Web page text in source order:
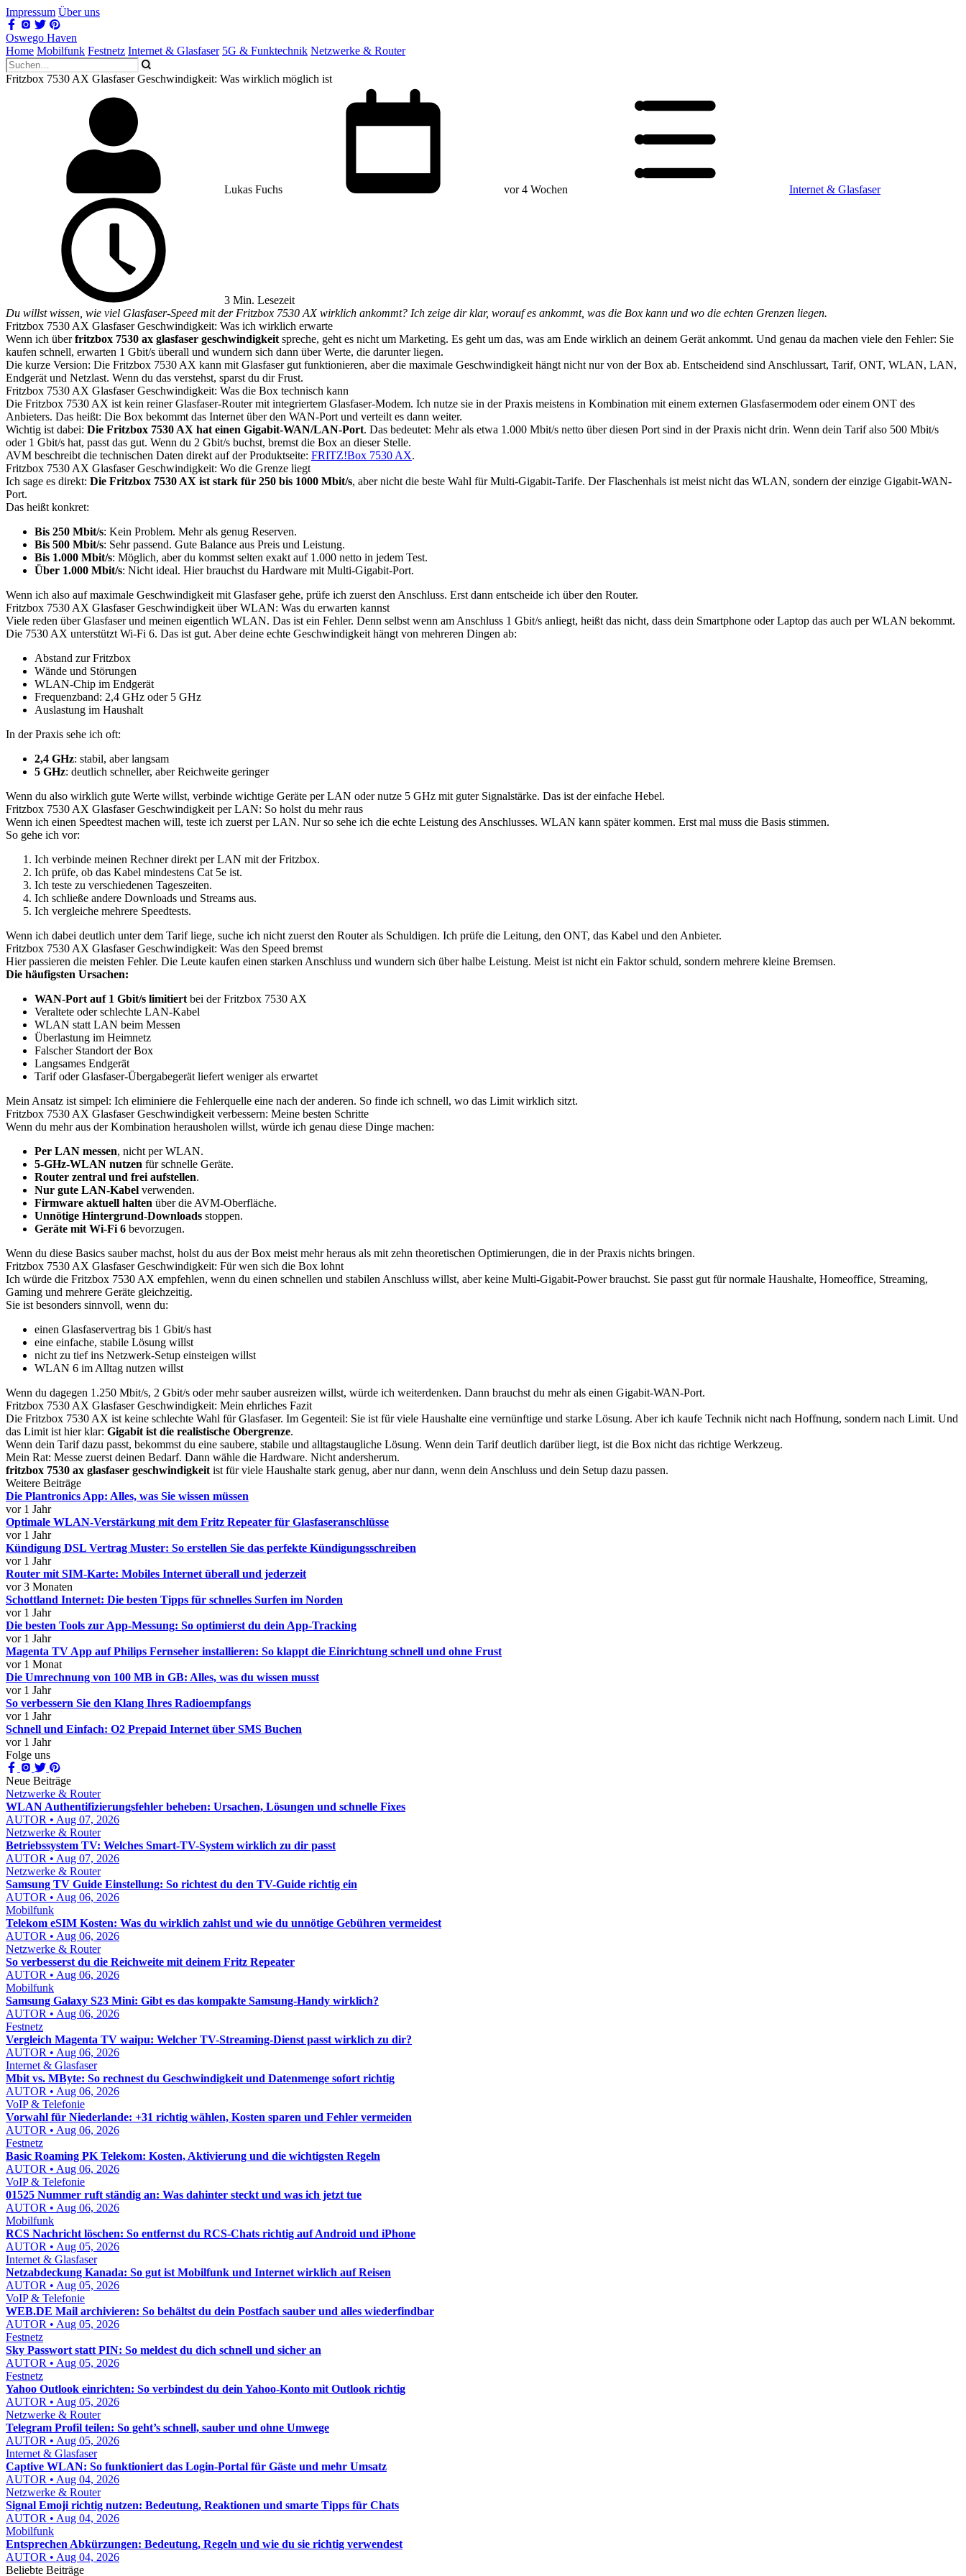
Impressum Über uns
Oswego Haven
Home Mobilfunk Festnetz Internet & Glasfaser 5G & Funktechnik Netzwerke & Router
Fritzbox 7530 AX Glasfaser Geschwindigkeit: Was wirklich möglich ist
Lukas Fuchs vor 4 Wochen Internet & Glasfaser
3 Min. Lesezeit
Du willst wissen, wie viel Glasfaser-Speed mit der Fritzbox 7530 AX wirklich ankommt? Ich zeige dir klar, worauf es ankommt, was die Box kann und wo die echten Grenzen liegen.
Fritzbox 7530 AX Glasfaser Geschwindigkeit: Was ich wirklich erwarte
Wenn ich überfritzbox 7530 ax glasfaser geschwindigkeit spreche, geht es nicht um Marketing. Es geht um das, was am Ende wirklich an deinem Gerät ankommt. Und genau da machen viele den Fehler: Sie
kaufen schnell, erwarten 1 Gbit/s überall und wundern sich dann über Werte, die darunter liegen.
Die kurze Version: Die Fritzbox 7530 AX kann mit Glasfaser gut funktionieren, aber die maximale Geschwindigkeit hängt nicht nur von der Box ab. Entscheidend sind Anschlussart, Tarif, ONT, WLAN, LAN,
Endgerät und Netzlast. Wenn du das verstehst, sparst du dir Frust.
Fritzbox 7530 AX Glasfaser Geschwindigkeit: Was die Box technisch kann
Die Fritzbox 7530 AX ist kein reiner Glasfaser-Router mit integriertem Glasfaser-Modem. Ich nutze sie in der Praxis meistens in Kombination mit einem externen Glasfasermodem oder einem ONT des
Anbieters. Das heißt: Die Box bekommt das Internet über den WAN-Port und verteilt es dann weiter.
Wichtig ist dabei: Die Fritzbox 7530 AX hat einen Gigabit-WAN/LAN-Port. Das bedeutet: Mehr als etwa 1.000 Mbit/s netto über diesen Port sind in der Praxis nicht drin. Wenn dein Tarif also 500 Mbit/s
oder 1 Gbit/s hat, passt das gut. Wenn du 2 Gbit/s buchst, bremst die Box an dieser Stelle.
AVM beschreibt die technischen Daten direkt auf der Produktseite: FRITZ!Box 7530 AX.
Fritzbox 7530 AX Glasfaser Geschwindigkeit: Wo die Grenze liegt
Ich sage es direkt: Die Fritzbox 7530 AX ist stark für 250 bis 1000 Mbit/s, aber nicht die beste Wahl für Multi-Gigabit-Tarife. Der Flaschenhals ist meist nicht das WLAN, sondern der einzige Gigabit-WAN-
Port.
Das heißt konkret:
Bis 250 Mbit/s: Kein Problem. Mehr als genug Reserven.
Bis 500 Mbit/s: Sehr passend. Gute Balance aus Preis und Leistung.
Bis 1.000 Mbit/s: Möglich, aber du kommst selten exakt auf 1.000 netto in jedem Test.
Über 1.000 Mbit/s: Nicht ideal. Hier brauchst du Hardware mit Multi-Gigabit-Port.
Wenn ich also auf maximale Geschwindigkeit mit Glasfaser gehe, prüfe ich zuerst den Anschluss. Erst dann entscheide ich über den Router.
Fritzbox 7530 AX Glasfaser Geschwindigkeit über WLAN: Was du erwarten kannst
Viele reden über Glasfaser und meinen eigentlich WLAN. Das ist ein Fehler. Denn selbst wenn am Anschluss 1 Gbit/s anliegt, heißt das nicht, dass dein Smartphone oder Laptop das auch per WLAN bekommt.
Die 7530 AX unterstützt Wi-Fi 6. Das ist gut. Aber deine echte Geschwindigkeit hängt von mehreren Dingen ab:
Abstand zur Fritzbox
Wände und Störungen
WLAN-Chip im Endgerät
Frequenzband: 2,4 GHz oder 5 GHz
Auslastung im Haushalt
In der Praxis sehe ich oft:
2,4 GHz: stabil, aber langsam
5 GHz: deutlich schneller, aber Reichweite geringer
Wenn du also wirklich gute Werte willst, verbinde wichtige Geräte per LAN oder nutze 5 GHz mit guter Signalstärke. Das ist der einfache Hebel.
Fritzbox 7530 AX Glasfaser Geschwindigkeit per LAN: So holst du mehr raus
Wenn ich einen Speedtest machen will, teste ich zuerst per LAN. Nur so sehe ich die echte Leistung des Anschlusses. WLAN kann später kommen. Erst mal muss die Basis stimmen.
So gehe ich vor:
Ich verbinde meinen Rechner direkt per LAN mit der Fritzbox.
Ich prüfe, ob das Kabel mindestens Cat 5e ist.
Ich teste zu verschiedenen Tageszeiten.
Ich schließe andere Downloads und Streams aus.
Ich vergleiche mehrere Speedtests.
Wenn ich dabei deutlich unter dem Tarif liege, suche ich nicht zuerst den Router als Schuldigen. Ich prüfe die Leitung, den ONT, das Kabel und den Anbieter.
Fritzbox 7530 AX Glasfaser Geschwindigkeit: Was den Speed bremst
Hier passieren die meisten Fehler. Die Leute kaufen einen starken Anschluss und wundern sich über halbe Leistung. Meist ist nicht ein Faktor schuld, sondern mehrere kleine Bremsen.
Die häufigsten Ursachen:
WAN-Port auf 1 Gbit/s limitiert bei der Fritzbox 7530 AX
Veraltete oder schlechte LAN-Kabel
WLAN statt LAN beim Messen
Überlastung im Heimnetz
Falscher Standort der Box
Langsames Endgerät
Tarif oder Glasfaser-Übergabegerät liefert weniger als erwartet
Mein Ansatz ist simpel: Ich eliminiere die Fehlerquelle eine nach der anderen. So finde ich schnell, wo das Limit wirklich sitzt.
Fritzbox 7530 AX Glasfaser Geschwindigkeit verbessern: Meine besten Schritte
Wenn du mehr aus der Kombination herausholen willst, würde ich genau diese Dinge machen:
Per LAN messen, nicht per WLAN.
5-GHz-WLAN nutzen für schnelle Geräte.
Router zentral und frei aufstellen.
Nur gute LAN-Kabel verwenden.
Firmware aktuell halten über die AVM-Oberfläche.
Unnötige Hintergrund-Downloads stoppen.
Geräte mit Wi-Fi 6 bevorzugen.
Wenn du diese Basics sauber machst, holst du aus der Box meist mehr heraus als mit zehn theoretischen Optimierungen, die in der Praxis nichts bringen.
Fritzbox 7530 AX Glasfaser Geschwindigkeit: Für wen sich die Box lohnt
Ich würde die Fritzbox 7530 AX empfehlen, wenn du einen schnellen und stabilen Anschluss willst, aber keine Multi-Gigabit-Power brauchst. Sie passt gut für normale Haushalte, Homeoffice, Streaming,
Gaming und mehrere Geräte gleichzeitig.
Sie ist besonders sinnvoll, wenn du:
einen Glasfaservertrag bis 1 Gbit/s hast
eine einfache, stabile Lösung willst
nicht zu tief ins Netzwerk-Setup einsteigen willst
WLAN 6 im Alltag nutzen willst
Wenn du dagegen 1.250 Mbit/s, 2 Gbit/s oder mehr sauber ausreizen willst, würde ich weiterdenken. Dann brauchst du mehr als einen Gigabit-WAN-Port.
Fritzbox 7530 AX Glasfaser Geschwindigkeit: Mein ehrliches Fazit
Die Fritzbox 7530 AX ist keine schlechte Wahl für Glasfaser. Im Gegenteil: Sie ist für viele Haushalte eine vernünftige und starke Lösung. Aber ich kaufe Technik nicht nach Hoffnung, sondern nach Limit. Und
das Limit ist hier klar: Gigabit ist die realistische Obergrenze.
Wenn dein Tarif dazu passt, bekommst du eine saubere, stabile und alltagstaugliche Lösung. Wenn dein Tarif deutlich darüber liegt, ist die Box nicht das richtige Werkzeug.
Mein Rat: Messe zuerst deinen Bedarf. Dann wähle die Hardware. Nicht andersherum.
fritzbox 7530 ax glasfaser geschwindigkeit ist für viele Haushalte stark genug, aber nur dann, wenn dein Anschluss und dein Setup dazu passen.
Weitere Beiträge
Die Plantronics App: Alles, was Sie wissen müssen
vor 1 Jahr
Optimale WLAN-Verstärkung mit dem Fritz Repeater für Glasfaseranschlüsse
vor 1 Jahr
Kündigung DSL Vertrag Muster: So erstellen Sie das perfekte Kündigungsschreiben
vor 1 Jahr
Router mit SIM-Karte: Mobiles Internet überall und jederzeit
vor 3 Monaten
Schottland Internet: Die besten Tipps für schnelles Surfen im Norden
vor 1 Jahr
Die besten Tools zur App-Messung: So optimierst du dein App-Tracking
vor 1 Jahr
Magenta TV App auf Philips Fernseher installieren: So klappt die Einrichtung schnell und ohne Frust
vor 1 Monat
Die Umrechnung von 100 MB in GB: Alles, was du wissen musst
vor 1 Jahr
So verbessern Sie den Klang Ihres Radioempfangs
vor 1 Jahr
Schnell und Einfach: O2 Prepaid Internet über SMS Buchen
vor 1 Jahr
Folge uns
Neue Beiträge
Netzwerke & Router
WLAN Authentifizierungsfehler beheben: Ursachen, Lösungen und schnelle Fixes
AUTOR • Aug 07, 2026
Netzwerke & Router
Betriebssystem TV: Welches Smart-TV-System wirklich zu dir passt
AUTOR • Aug 07, 2026
Netzwerke & Router
Samsung TV Guide Einstellung: So richtest du den TV-Guide richtig ein
AUTOR • Aug 06, 2026
Mobilfunk
Telekom eSIM Kosten: Was du wirklich zahlst und wie du unnötige Gebühren vermeidest
AUTOR • Aug 06, 2026
Netzwerke & Router
So verbesserst du die Reichweite mit deinem Fritz Repeater
AUTOR • Aug 06, 2026
Mobilfunk
Samsung Galaxy S23 Mini: Gibt es das kompakte Samsung-Handy wirklich?
AUTOR • Aug 06, 2026
Festnetz
Vergleich Magenta TV waipu: Welcher TV-Streaming-Dienst passt wirklich zu dir?
AUTOR • Aug 06, 2026
Internet & Glasfaser
Mbit vs. MByte: So rechnest du Geschwindigkeit und Datenmenge sofort richtig
AUTOR • Aug 06, 2026
VoIP & Telefonie
Vorwahl für Niederlande: +31 richtig wählen, Kosten sparen und Fehler vermeiden
AUTOR • Aug 06, 2026
Festnetz
Basic Roaming PK Telekom: Kosten, Aktivierung und die wichtigsten Regeln
AUTOR • Aug 06, 2026
VoIP & Telefonie
01525 Nummer ruft ständig an: Was dahinter steckt und was ich jetzt tue
AUTOR • Aug 06, 2026
Mobilfunk
RCS Nachricht löschen: So entfernst du RCS-Chats richtig auf Android und iPhone
AUTOR • Aug 05, 2026
Internet & Glasfaser
Netzabdeckung Kanada: So gut ist Mobilfunk und Internet wirklich auf Reisen
AUTOR • Aug 05, 2026
VoIP & Telefonie
WEB.DE Mail archivieren: So behältst du dein Postfach sauber und alles wiederfindbar
AUTOR • Aug 05, 2026
Festnetz
Sky Passwort statt PIN: So meldest du dich schnell und sicher an
AUTOR • Aug 05, 2026
Festnetz
Yahoo Outlook einrichten: So verbindest du dein Yahoo-Konto mit Outlook richtig
AUTOR • Aug 05, 2026
Netzwerke & Router
Telegram Profil teilen: So geht’s schnell, sauber und ohne Umwege
AUTOR • Aug 05, 2026
Internet & Glasfaser
Captive WLAN: So funktioniert das Login-Portal für Gäste und mehr Umsatz
AUTOR • Aug 04, 2026
Netzwerke & Router
Signal Emoji richtig nutzen: Bedeutung, Reaktionen und smarte Tipps für Chats
AUTOR • Aug 04, 2026
Mobilfunk
Entsprechen Abkürzungen: Bedeutung, Regeln und wie du sie richtig verwendest
AUTOR • Aug 04, 2026
Beliebte Beiträge